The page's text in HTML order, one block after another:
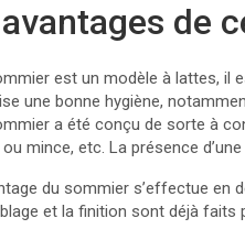
de
est un modèle à lattes, il
une bonne hygiène,
a été conçu de sorte à
mince, etc. La présence
du sommier s’effectue en
et la finition sont déjà